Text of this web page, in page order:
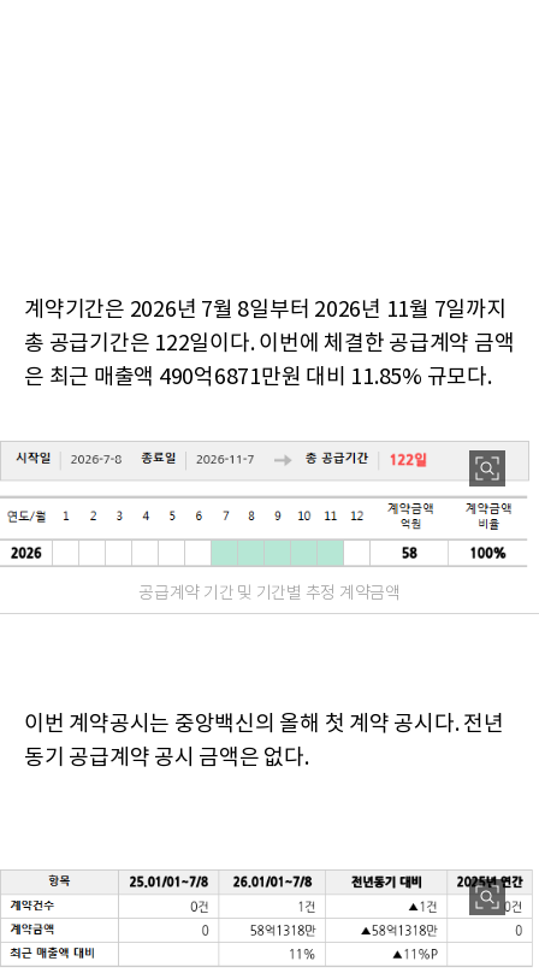
계약기간은 2026년 7월 8일부터 2026년 11월 7일까지
총 공급기간은 122일이다. 이번에 체결한 공급계약 금액
은 최근 매출액 490억6871만원 대비 11.85% 규모다.
공급계약 기간 및 기간별 추정 계약금액
이번 계약공시는 중앙백신의 올해 첫 계약 공시다. 전년
동기 공급계약 공시 금액은 없다.